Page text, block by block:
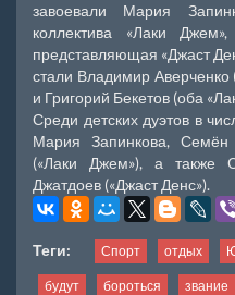
завоевали Мария
коллектива «Лаки
представляющая «Джаст
стали Владимир
и Григорий Бекетов (оба
Среди детских дуэтов в
Мария Запинкова,
(«Лаки Джем»), а также
Джатдоев («Джаст Денс»).
Теги: Спорт отдых
будут бороться звание